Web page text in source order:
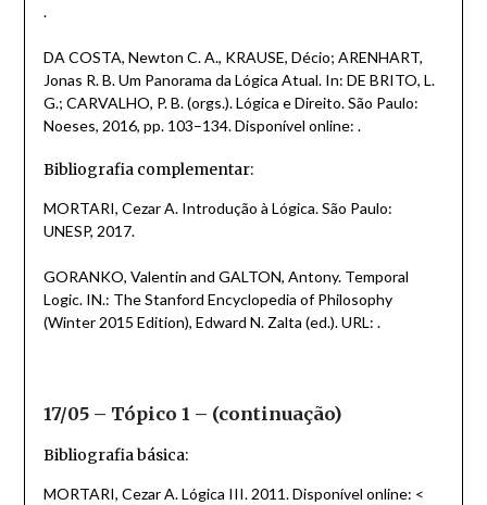
.
DA COSTA, Newton C. A., KRAUSE, Décio; ARENHART,
Jonas R. B. Um Panorama da Lógica Atual. In: DE BRITO, L.
G.; CARVALHO, P. B. (orgs.). Lógica e Direito. São Paulo:
Noeses, 2016, pp. 103–134. Disponível online: .
Bibliografia complementar:
MORTARI, Cezar A. Introdução à Lógica. São Paulo:
UNESP, 2017.
GORANKO, Valentin and GALTON, Antony. Temporal
Logic. IN.: The Stanford Encyclopedia of Philosophy
(Winter 2015 Edition), Edward N. Zalta (ed.). URL: .
17/05 – Tópico 1 – (continuação)
Bibliografia básica:
MORTARI, Cezar A. Lógica III. 2011. Disponível online: <